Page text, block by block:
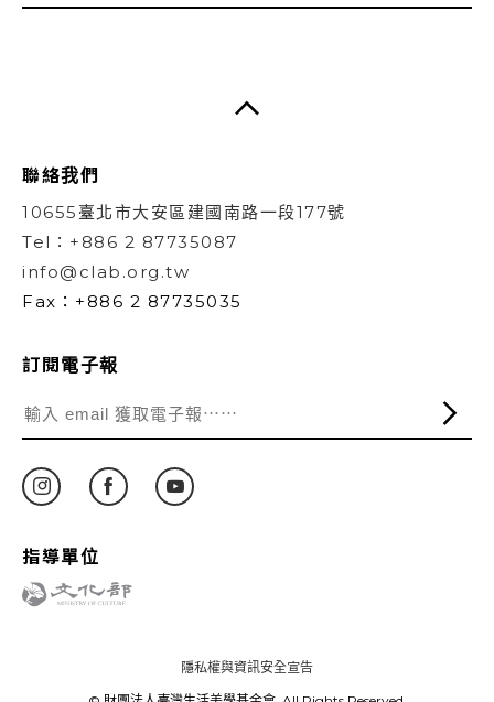
聯絡我們
10655臺北市大安區建國南路一段177號
Tel：+886 2 87735087
info@clab.org.tw
Fax：+886 2 87735035
訂閱電子報
指導單位
隱私權與資訊安全宣告